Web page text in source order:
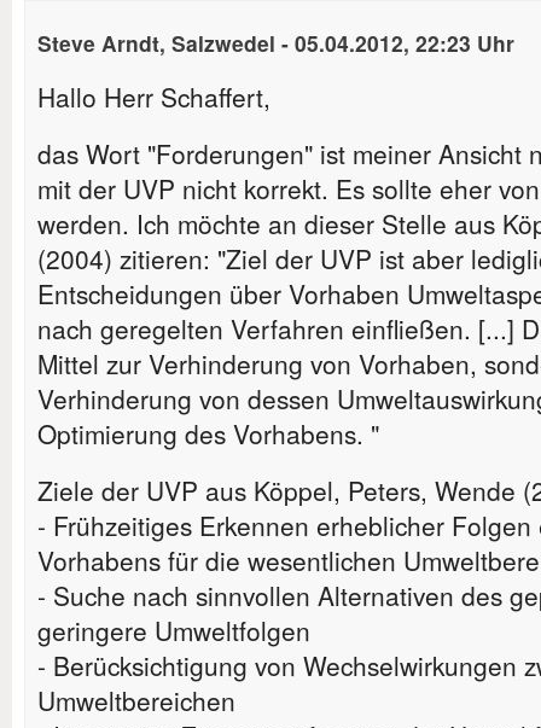
Steve Arndt, Salzwedel - 05.04.2012, 22:23 Uhr
Hallo Herr Schaffert,
das Wort "Forderungen" ist meiner Ansicht
mit der UVP nicht korrekt. Es sollte eher
werden. Ich möchte an dieser Stelle aus
(2004) zitieren: "Ziel der UVP ist aber
Entscheidungen über Vorhaben
nach geregelten Verfahren einfließen. [...]
Mittel zur Verhinderung von Vorhaben,
Verhinderung von dessen
Optimierung des Vorhabens. "
Ziele der UVP aus Köppel, Peters, Wende
- Frühzeitiges Erkennen erheblicher
Vorhabens für die wesentlichen
- Suche nach sinnvollen Alternativen des
geringere Umweltfolgen
- Berücksichtigung von Wechselwirkungen
Umweltbereichen